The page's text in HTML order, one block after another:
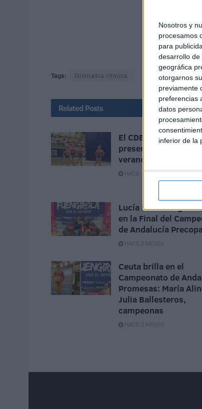
Nosotros y
procesamos
para
desarrollo de
geográfica
otorgarnos
previamente
preferencias
datos
inferior de la
Tags: Gimnasia rítmica
Related Posts
El CDE Rítmica Ceuta
presenta su escuela de
verano
HACE 1 MES
Lucía Suárez logra
en la Final del
de Andalucía Precopa
HACE 2 MESES
Ceuta brilla en el
Campeonato de
Promesas: María
Julia Ballesteros,
campeonas
HACE 2 MESES